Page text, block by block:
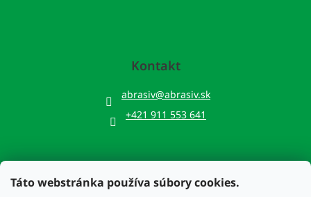
Táto webstránka používa súbory cookies.
Kontakt
abrasiv@abrasiv.sk
+421 911 553 641
Prijímame online platby